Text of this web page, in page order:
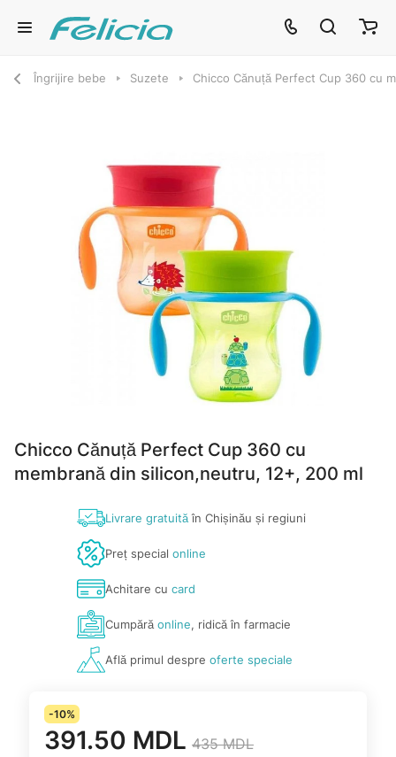
Îngrijire bebe Suzete Chicco Cănuță Perfect Cup 360 cu
Chicco Cănuță Perfect Cup 360 cu
membrană din silicon,neutru, 12+, 200 ml
Livrare gratuităîn Chișinău și regiuni
Preț special online
Achitare cu card
Cumpărăonline, ridică în farmacie
Află primul despre oferte speciale
-10%
391.50 MDL 435 MDL